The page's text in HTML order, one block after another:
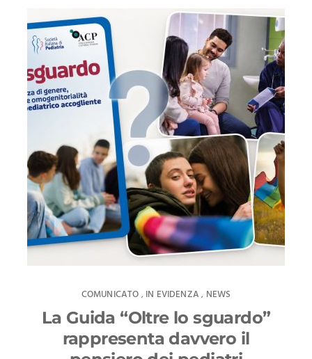
COMUNICATO , IN EVIDENZA , NEWS
La Guida “Oltre lo sguardo”
rappresenta davvero il